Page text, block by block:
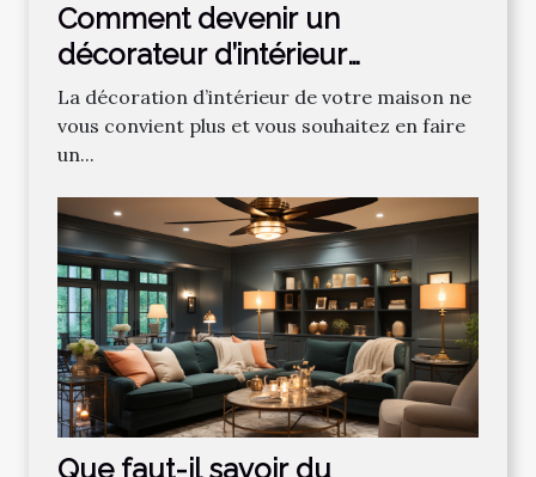
Comment devenir un
décorateur d’intérieur
professionnel ?
La décoration d’intérieur de votre maison ne
vous convient plus et vous souhaitez en faire
un...
Que faut-il savoir du